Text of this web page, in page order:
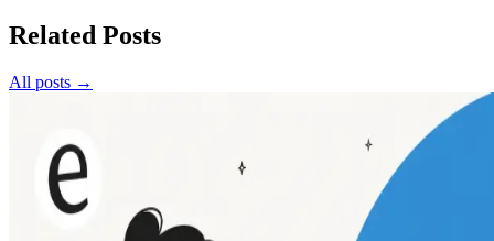
Related Posts
All posts →